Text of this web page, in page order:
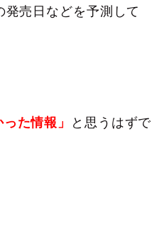
売日などを予測して
た情報」
と思うはずで